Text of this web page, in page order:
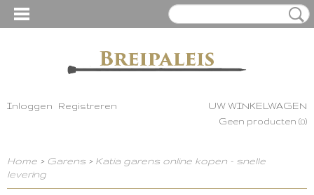
Inloggen Registreren UW WINKELWAGEN
Geen producten (0)
Home > Garens > Katia garens online kopen - snelle
levering